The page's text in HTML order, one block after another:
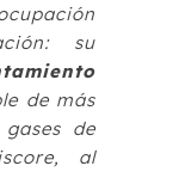
su
de más
de
al